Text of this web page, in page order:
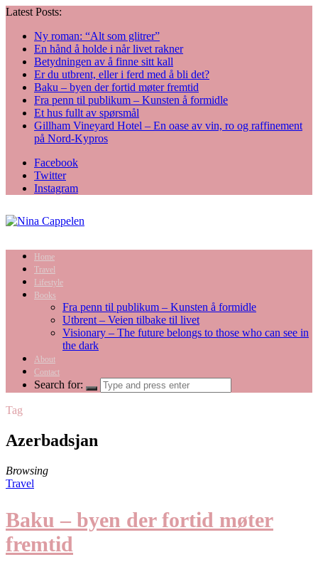
Latest Posts:
Ny roman: “Alt som glitrer”
En hånd å holde i når livet rakner
Betydningen av å finne sitt kall
Er du utbrent, eller i ferd med å bli det?
Baku – byen der fortid møter fremtid
Fra penn til publikum – Kunsten å formidle
Et hus fullt av spørsmål
Gillham Vineyard Hotel – En oase av vin, ro og raffinement
på Nord-Kypros
Facebook
Twitter
Instagram
Home
Travel
Lifestyle
Books
Fra penn til publikum – Kunsten å formidle
Utbrent – Veien tilbake til livet
Visionary – The future belongs to those who can see in
the dark
About
Contact
Search for:
Tag
Azerbadsjan
Browsing
Travel
Baku – byen der fortid møter
fremtid